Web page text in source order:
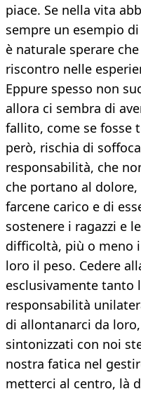
piace. Se nella vita
sempre un esempio
è naturale sperare
riscontro nelle
Eppure spesso non
allora ci sembra di
fallito, come se fosse
però, rischia di
responsabilità, che
che portano al
farcene carico e di
sostenere i ragazzi e
difficoltà, più o meno
loro il peso. Cedere
esclusivamente tanto
responsabilità
di allontanarci da
sintonizzati con noi
nostra fatica nel
metterci al centro, là